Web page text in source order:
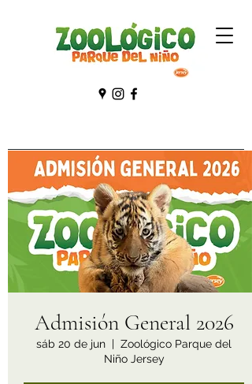
Admisión General 2026
sáb 20 de jun
  |
Zoológico Parque del
Niño Jersey